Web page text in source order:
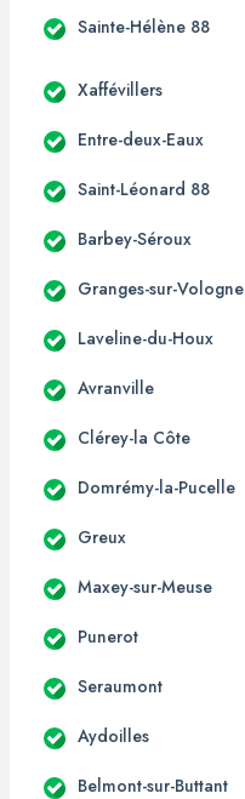
Sainte-Hélène 88
Xaffévillers
Entre-deux-Eaux
Saint-Léonard 88
Barbey-Séroux
Granges-sur-Vologne
Laveline-du-Houx
Avranville
Clérey-la Côte
Domrémy-la-Pucelle
Greux
Maxey-sur-Meuse
Punerot
Seraumont
Aydoilles
Belmont-sur-Buttant